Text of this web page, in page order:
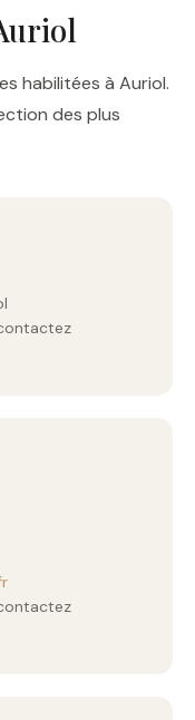
habilitées à Auriol.
des plus